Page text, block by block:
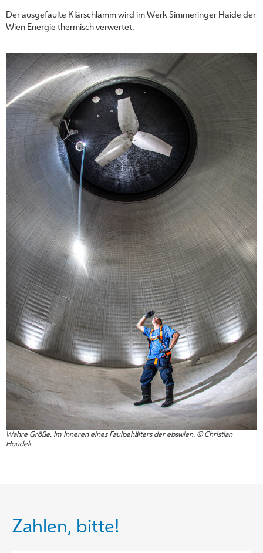
Der ausgefaulte Klärschlamm wird im Werk Simmeringer Haide der
Wien Energie thermisch verwertet.
Wahre Größe. Im Inneren eines Faulbehälters der ebswien. © Christian
Houdek
Zahlen, bitte!